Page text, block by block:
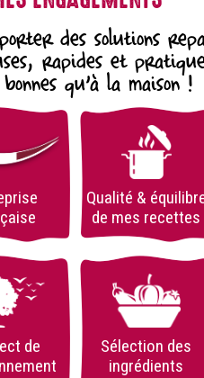
des solutions
rapides et
qu’à la maison !
Qualité &
de mes recettes
de
Sélection des
ingrédients